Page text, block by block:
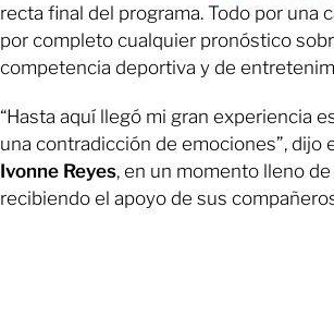
recta final del programa. Todo por una
por completo cualquier pronóstico
competencia deportiva y de
“Hasta aquí llegó mi gran experiencia
una contradicción de emociones”, dijo
Ivonne Reyes, en un momento lleno
recibiendo el apoyo de sus